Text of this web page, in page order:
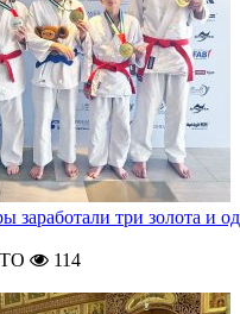
заработали три золота и
114